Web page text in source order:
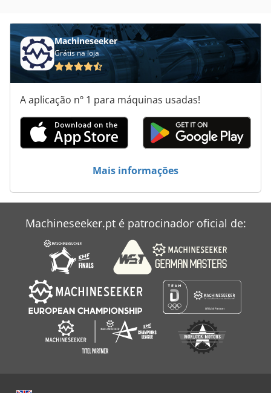
Máquinas De Impressão
Planta De Moagem
Plantador De
Prensa De Extrusão
Machineseeker
Grátis na loja
A aplicação nº 1 para máquinas usadas!
Mais informações
Machineseeker.pt é patrocinador oficial de: